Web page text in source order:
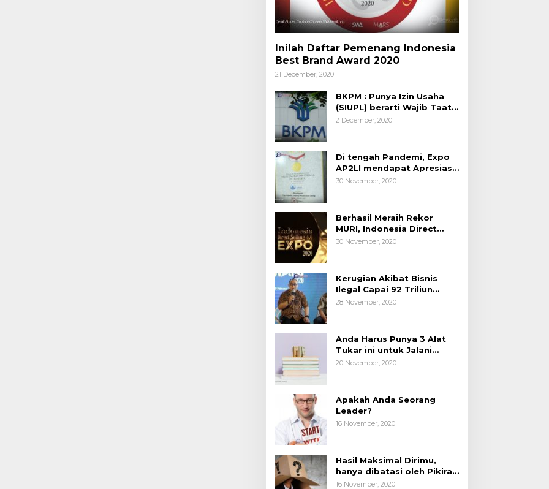
Inilah Daftar Pemenang Indonesia
Best Brand Award 2020
21 December, 2020
BKPM : Punya Izin Usaha
(SIUPL) berarti Wajib Taat
Aturan
2 December, 2020
Di tengah Pandemi, Expo
AP2LI mendapat Apresiasi
Rekor MURI
30 November, 2020
Berhasil Meraih Rekor
MURI, Indonesia Direct
Selling 4.0 Expo 2020
30 November, 2020
Kerugian Akibat Bisnis
Ilegal Capai 92 Triliun
Rupiah, AP2LI menghimbau
28 November, 2020
Anda Harus Punya 3 Alat
Tukar ini untuk Jalani
Hidup.
20 November, 2020
Apakah Anda Seorang
Leader?
16 November, 2020
Hasil Maksimal Dirimu,
hanya dibatasi oleh Pikiran
Negatif.
16 November, 2020